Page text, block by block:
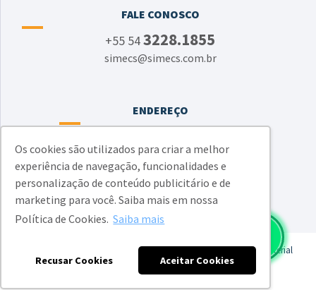
Os cookies são utilizados para criar a melhor
experiência de navegação, funcionalidades e
personalização de conteúdo publicitário e de
marketing para você. Saiba mais em nossa
Política de Cookies. Saiba mais
Recusar Cookies Aceitar Cookies
FALE CONOSCO
+55 543228.1855
simecs@simecs.com.br
ENDEREÇO
Bairro Jardim América - Caxias do Sul - RS
CEP 95050-520
SIMECS - Sindicato das Indústrias Metalúrgicas, Mecânicas e de Material
Elétrico de Caxias do Sul e Região